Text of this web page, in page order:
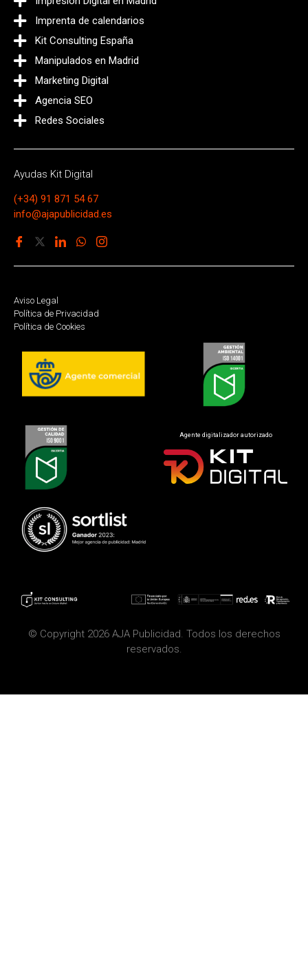
Imprenta de calendarios
Kit Consulting España
Manipulados en Madrid
Marketing Digital
Agencia SEO
Redes Sociales
Ayudas Kit Digital
(+34) 91 871 54 67
info@ajapublicidad.es
Aviso Legal
Política de Privacidad
Política de Cookies
Agente digitalizador autorizado
© Copyright 2026 AJA Publicidad. Todos los derechos
reservados.